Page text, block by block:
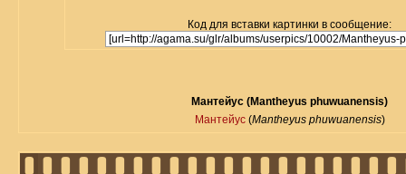
Код для вставки картинки в сообщение:
Мантейус (Mantheyus phuwuanensis)
Мантейус (Mantheyus phuwuanensis)